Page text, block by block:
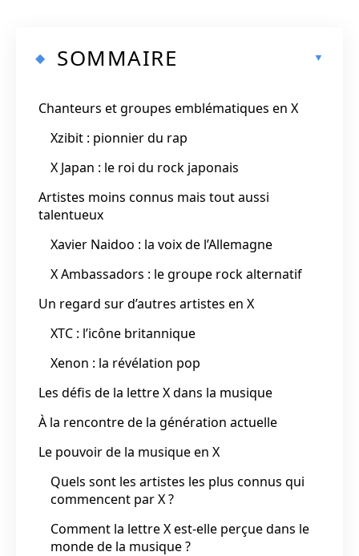
SOMMAIRE
Chanteurs et groupes emblématiques en X
Xzibit : pionnier du rap
X Japan : le roi du rock japonais
Artistes moins connus mais tout aussi
talentueux
Xavier Naidoo : la voix de l’Allemagne
X Ambassadors : le groupe rock alternatif
Un regard sur d’autres artistes en X
XTC : l’icône britannique
Xenon : la révélation pop
Les défis de la lettre X dans la musique
À la rencontre de la génération actuelle
Le pouvoir de la musique en X
Quels sont les artistes les plus connus qui
commencent par X ?
Comment la lettre X est-elle perçue dans le
monde de la musique ?